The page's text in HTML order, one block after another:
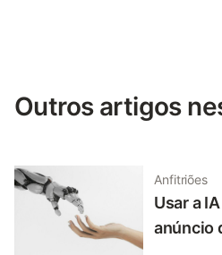
Outros artigos
Anfitriões
Usar a
anúncio